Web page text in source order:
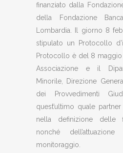
finanziato dalla
della Fondazione
Lombardia. Il giorno 8
stipulato un Protocollo
Protocollo è del 8 maggio
Associazione e il
Minorile, Direzione
dei Provvedimenti
quest’ultimo quale
nella definizione delle
nonché
monitoraggio.